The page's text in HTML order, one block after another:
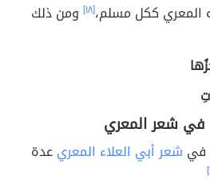
المعري ككل مسلم،[١٨]
ومن ذلك
في شعر المعري
في شعر أبي العلاء المعريعدة